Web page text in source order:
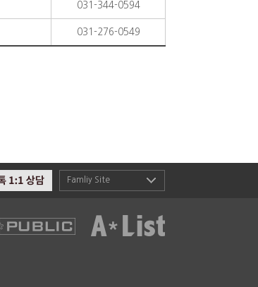
031-344-0594
031-276-0549
Famliy Site